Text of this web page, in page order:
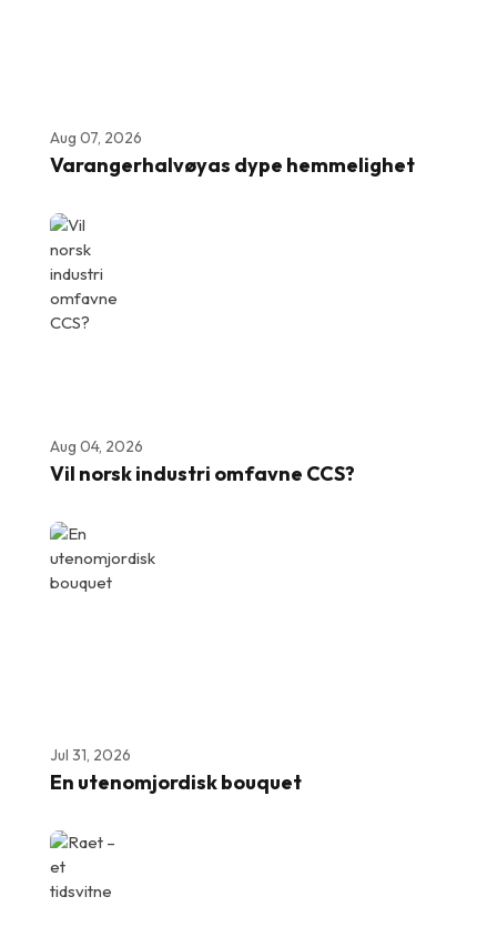
Aug 07, 2026
Varangerhalvøyas dype hemmelighet
Aug 04, 2026
Vil norsk industri omfavne CCS?
Jul 31, 2026
En utenomjordisk bouquet